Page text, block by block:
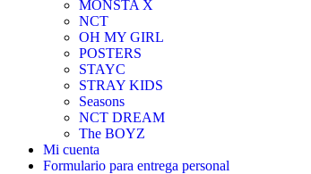
MONSTA X
NCT
OH MY GIRL
POSTERS
STAYC
STRAY KIDS
Seasons
NCT DREAM
The BOYZ
Mi cuenta
Formulario para entrega personal